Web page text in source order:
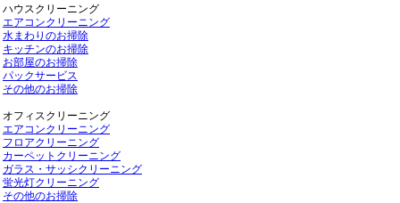
ハウスクリーニング
エアコンクリーニング
水まわりのお掃除
キッチンのお掃除
お部屋のお掃除
パックサービス
その他のお掃除
オフィスクリーニング
エアコンクリーニング
フロアクリーニング
カーペットクリーニング
ガラス・サッシクリーニング
蛍光灯クリーニング
その他のお掃除